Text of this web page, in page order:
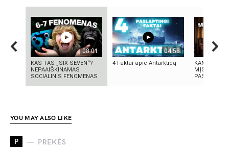
08:01
KAS TAS „SIX-SEVEN“?
NEPAAIŠKINAMAS
SOCIALINIS FENOMENAS
04:58
4 Faktai apie Antarktidą
MĮSLINGA
PASLAPTIS
YOU MAY ALSO LIKE
P PREKĖS